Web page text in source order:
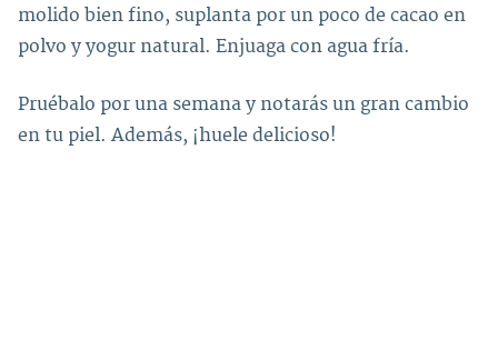
molido bien fino, suplanta por un poco de cacao en
polvo y yogur natural. Enjuaga con agua fría.
Pruébalo por una semana y notarás un gran cambio
en tu piel. Además, ¡huele delicioso!